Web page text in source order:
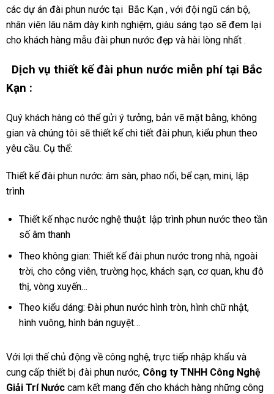
các dự án đài phun nước tại Bắc Kạn , với đội ngũ cán bộ,
nhân viên lâu năm dày kinh nghiệm, giàu sáng tạo sẽ đem lại
cho khách hàng mẫu đài phun nước đẹp và hài lòng nhất .
Dịch vụ thiết kế đài phun nước miễn phí tại Bắc
Kạn :
Quý khách hàng có thể gửi ý tưởng, bản vẽ mặt bằng, không
gian và chúng tôi sẽ thiết kế chi tiết đài phun, kiểu phun theo
yêu cầu. Cụ thể:
Thiết kế đài phun nước: âm sàn, phao nổi, bể cạn, mini, lập
trình
Thiết kế nhạc nước nghệ thuật: lập trình phun nước theo tần
số âm thanh
Theo không gian: Thiết kế đài phun nước trong nhà, ngoài
trời, cho công viên, trường học, khách sạn, cơ quan, khu đô
thị, vòng xuyến…
Theo kiểu dáng: Đài phun nước hình tròn, hình chữ nhật,
hình vuông, hình bán nguyệt…
Với lợi thế chủ động về công nghệ, trực tiếp nhập khẩu và
cung cấp thiết bị đài phun nước, Công ty TNHH Công Nghệ
Giải Trí Nước cam kết mang đến cho khách hàng những công